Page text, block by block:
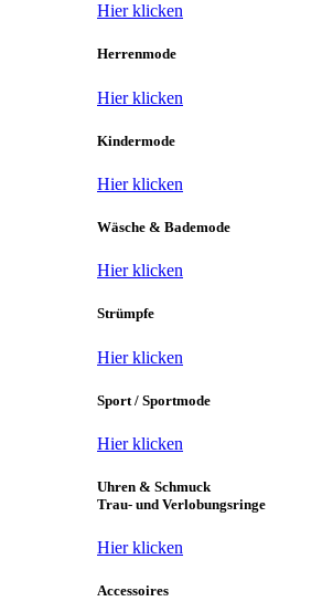
Hier klicken
Herrenmode
Hier klicken
Kindermode
Hier klicken
Wäsche & Bademode
Hier klicken
Strümpfe
Hier klicken
Sport / Sportmode
Hier klicken
Uhren & Schmuck
Trau- und Verlobungsringe
Hier klicken
Accessoires